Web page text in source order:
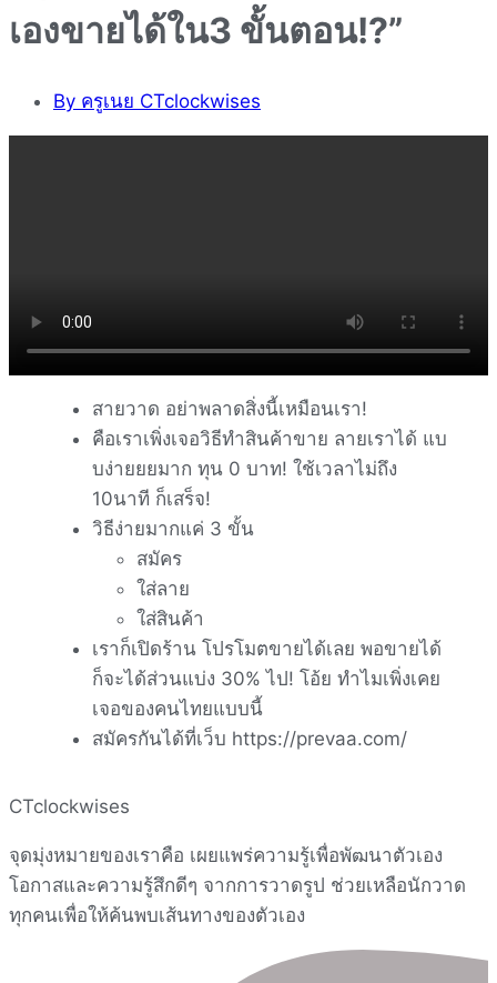
เองขายได้ใน3 ขั้นตอน!?”
By ครูเนย CTclockwises
สายวาด อย่าพลาดสิ่งนี้เหมือนเรา!
คือเราเพิ่งเจอวิธีทำสินค้าขาย ลายเราได้ แบ
บง่ายยยมาก ทุน 0 บาท! ใช้เวลาไม่ถึง
10นาที ก็เสร็จ!
วิธีง่ายมากแค่ 3 ขั้น
สมัคร
ใส่ลาย
ใส่สินค้า
เราก็เปิดร้าน โปรโมตขายได้เลย พอขายได้
ก็จะได้ส่วนแบ่ง 30% ไป! โอ้ย ทำไมเพิ่งเคย
เจอของคนไทยแบบนี้
สมัครกันได้ที่เว็บ https://prevaa.com/
CTclockwises
จุดมุ่งหมายของเราคือ เผยแพร่ความรู้เพื่อพัฒนาตัวเอง
โอกาสและความรู้สึกดีๆ จากการวาดรูป ช่วยเหลือนักวาด
ทุกคนเพื่อให้ค้นพบเส้นทางของตัวเอง